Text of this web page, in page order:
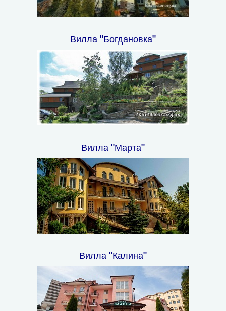
Вилла "Богдановка"
Вилла "Марта"
Вилла "Калина"